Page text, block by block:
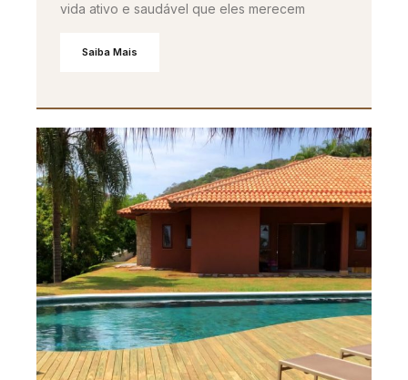
vida ativo e saudável que eles merecem
Saiba Mais